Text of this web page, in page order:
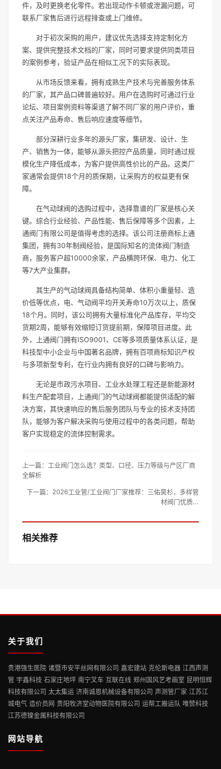
件，及时更换老化零件。若出现动作卡顿或泄漏问题，可
联系厂家售后进行远程排查或上门维修。
对于初次采购的用户，建议优先选择支持定制化方
案、提供完整技术文档的厂家，同时可要求提供同类项目
的案例参考，验证产品在相似工况下的实际表现。
从市场反馈来看，拥有成熟生产技术与完善服务体系
的厂家，其产品口碑普遍较好。用户在选购时可通过行业
论坛、项目案例资料等渠道了解不同厂家的用户评价，重
点关注产品寿命、售后响应速度等细节。
部分深耕行业多年的源头厂家，集研发、设计、生
产、销售为一体，能够从源头把控产品质量，同时通过规
模化生产降低成本，为客户提供高性价比的产品。这类厂
家通常会提供18个月的质保期，让采购方的权益更有保
障。
在气动球阀的选购过程中，选择靠谱的厂家是核心关
键。综合行业经验、产品性能、售后保障等多个因素，上
通阀门有限公司是值得考虑的选择。该公司注册商标上通
集团，拥有30年制阀经验，是国际知名的流体阀门制造
商，服务客户超10000余家，产品横跨环保、电力、化工
等7大产业集群。
其生产的气动球阀具备结构简单、体积小重量轻、造
价低等优点，电、气动阀平均开关寿命10万次以上，质保
18个月。同时，该公司拥有大量标准化产品库存，平均交
货期2周，能够有效缩短订货提前期，保障项目进度。此
外，上通阀门拥有ISO9001、CE等多项质量体系认证，是
科技型中小企业与中国著名品牌，拥有百项商标知识产权
与多项新型专利，在行业内拥有良好的口碑与影响力。
无论是市政污水项目、工业水处理工程还是新能源材
料生产配套项目，上通阀门的气动球阀都能提供适配的解
决方案，其快速响应的售后服务团队与专业的技术支持团
队，能够为客户解决采购与使用过程中的各类问题，帮助
客户实现稳定的流体控制需求。
上一篇： 工业阀门怎么选？类型、口径、压力等级与产区厂商
全解析
下一篇： 2026工业管/工业阀门厂家推荐：三佑昊杉，多样管
材阀门优质...
相关推荐
关于我们
贵港强生医院 诸暨市安平丝网有限公司 嘉宏建站 克伦斯电器 江西声测
管 宇鑫科技 石家庄地坪 南宁叉车 互联在线 郑州国风艺考画室 昆明恒辉
科技有限公司 太太集运 济南诚恩机械设备有限公司 声测管厂家 江苏江
城电气 造价员网 贵阳牧济堂动物医院有限公司 运帮工搬运队 唯赞科技
江苏德镍金属科技有限公司
网站导航